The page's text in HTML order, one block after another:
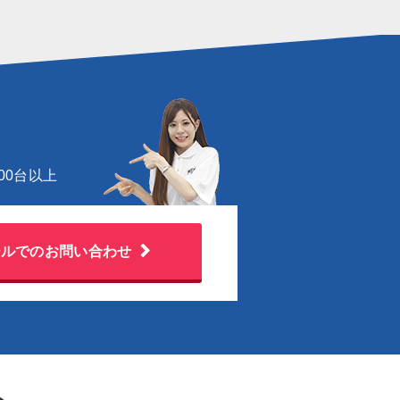
台以上
でのお問い合わせ